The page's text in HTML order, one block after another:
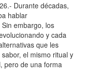
Durante décadas,
hablar
embargo, los
y cada
que les
el mismo ritual y
pero de una forma